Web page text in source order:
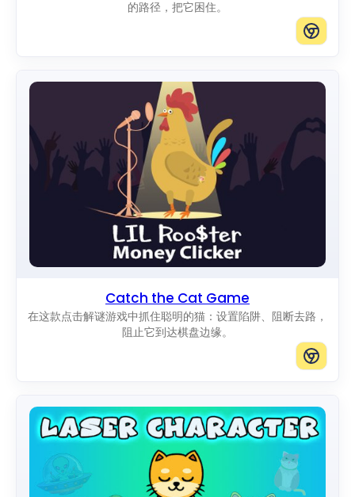
的路径，把它困住。
Catch the Cat Game
在这款点击解谜游戏中抓住聪明的猫：设置陷阱、阻断去路，
阻止它到达棋盘边缘。